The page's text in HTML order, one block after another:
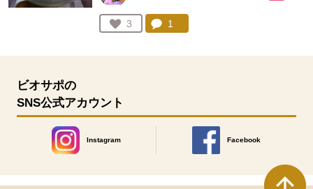
お気に入り登録：
3
人が登録
コメント：
1
ビオサポの
SNS公式アカウント
Instagram
別のウィンドウで開きます。
Facebook
別のウィンドウで開きます